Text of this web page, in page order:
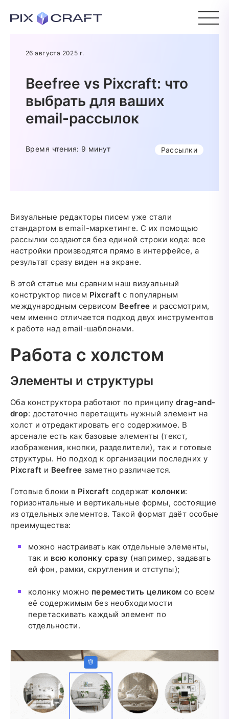
26 августа 2025 г.
Beefree vs Pixcraft: что
выбрать для ваших
email-рассылок
Время чтения: 9 минут Рассылки
Визуальные редакторы писем уже стали
стандартом в email-маркетинге. С их помощью
рассылки создаются без единой строки кода: все
настройки производятся прямо в интерфейсе, а
результат сразу виден на экране.
В этой статье мы сравним наш визуальный
конструктор писем Pixcraftс популярным
международным сервисом Beefree и рассмотрим,
чем именно отличается подход двух инструментов
к работе над email-шаблонами.
Работа с холстом
Элементы и структуры
Оба конструктора работают по принципу drag-and-
drop: достаточно перетащить нужный элемент на
холст и отредактировать его содержимое. В
арсенале есть как базовые элементы (текст,
изображения, кнопки, разделители), так и готовые
структуры. Но подход к организации последних у
Pixcraft и Beefree заметно различается.
Готовые блоки в Pixcraft содержат колонки:
горизонтальные и вертикальные формы, состоящие
из отдельных элементов. Такой формат даёт особые
преимущества:
можно настраивать как отдельные элементы,
так и всю колонку сразу (например, задавать
ей фон, рамки, скругления и отступы);
колонку можно переместить целиком со всем
её содержимым без необходимости
перетаскивать каждый элемент по
отдельности.